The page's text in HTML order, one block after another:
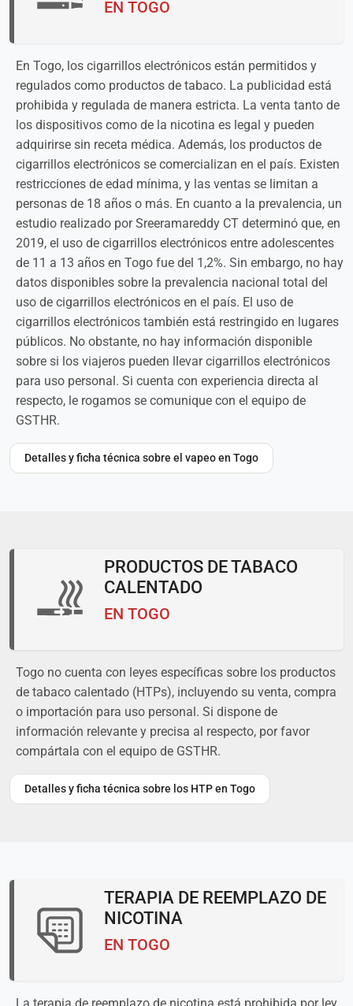
EN TOGO
En Togo, los cigarrillos electrónicos están permitidos y
regulados como productos de tabaco. La publicidad está
prohibida y regulada de manera estricta. La venta tanto de
los dispositivos como de la nicotina es legal y pueden
adquirirse sin receta médica. Además, los productos de
cigarrillos electrónicos se comercializan en el país. Existen
restricciones de edad mínima, y las ventas se limitan a
personas de 18 años o más. En cuanto a la prevalencia, un
estudio realizado por Sreeramareddy CT determinó que, en
2019, el uso de cigarrillos electrónicos entre adolescentes
de 11 a 13 años en Togo fue del 1,2%. Sin embargo, no hay
datos disponibles sobre la prevalencia nacional total del
uso de cigarrillos electrónicos en el país. El uso de
cigarrillos electrónicos también está restringido en lugares
públicos. No obstante, no hay información disponible
sobre si los viajeros pueden llevar cigarrillos electrónicos
para uso personal. Si cuenta con experiencia directa al
respecto, le rogamos se comunique con el equipo de
GSTHR.
Detalles y ficha técnica sobre el vapeo en Togo
PRODUCTOS DE TABACO
CALENTADO
EN TOGO
Togo no cuenta con leyes específicas sobre los productos
de tabaco calentado (HTPs), incluyendo su venta, compra
o importación para uso personal. Si dispone de
información relevante y precisa al respecto, por favor
compártala con el equipo de GSTHR.
Detalles y ficha técnica sobre los HTP en Togo
TERAPIA DE REEMPLAZO DE
NICOTINA
EN TOGO